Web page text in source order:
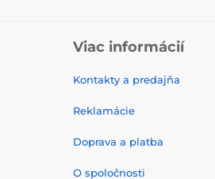
Viac informácií
Kontakty a predajňa
Reklamácie
Doprava a platba
O spoločnosti